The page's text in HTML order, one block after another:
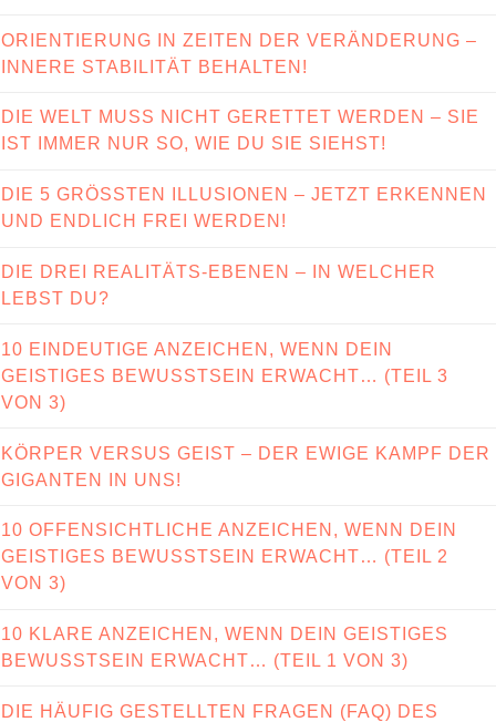
ORIENTIERUNG IN ZEITEN DER VERÄNDERUNG –
INNERE STABILITÄT BEHALTEN!
DIE WELT MUSS NICHT GERETTET WERDEN – SIE
IST IMMER NUR SO, WIE DU SIE SIEHST!
DIE 5 GRÖSSTEN ILLUSIONEN – JETZT ERKENNEN
UND ENDLICH FREI WERDEN!
DIE DREI REALITÄTS-EBENEN – IN WELCHER
LEBST DU?
10 EINDEUTIGE ANZEICHEN, WENN DEIN
GEISTIGES BEWUSSTSEIN ERWACHT… (TEIL 3
VON 3)
KÖRPER VERSUS GEIST – DER EWIGE KAMPF DER
GIGANTEN IN UNS!
10 OFFENSICHTLICHE ANZEICHEN, WENN DEIN
GEISTIGES BEWUSSTSEIN ERWACHT… (TEIL 2
VON 3)
10 KLARE ANZEICHEN, WENN DEIN GEISTIGES
BEWUSSTSEIN ERWACHT… (TEIL 1 VON 3)
DIE HÄUFIG GESTELLTEN FRAGEN (FAQ) DES